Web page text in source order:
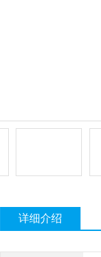
详细介绍